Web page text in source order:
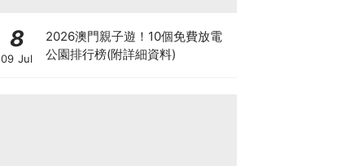
8
09 Jul
2026澳門親子遊！10個免費放電
公園排行榜(附詳細資料)